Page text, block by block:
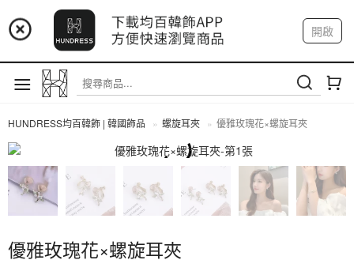
📢 市集預告：9/4-9/6 淡水捷運站
📢 市集預告：9/12-9/13 八里海巡基地
📢 市集預告：8/22-8/23 桃園青埔置地廣場
開啟
註冊 我的帳戶
HUNDRESS均百韓飾 | 韓國飾品 螺旋耳夾 優雅玫瑰花×螺旋耳夾
優雅玫瑰花×螺旋耳夾